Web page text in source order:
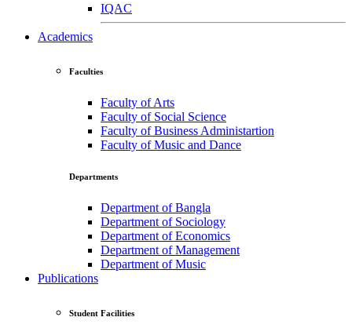
IQAC
Academics
Faculties
Faculty of Arts
Faculty of Social Science
Faculty of Business Administartion
Faculty of Music and Dance
Departments
Department of Bangla
Department of Sociology
Department of Economics
Department of Management
Department of Music
Publications
Student Facilities